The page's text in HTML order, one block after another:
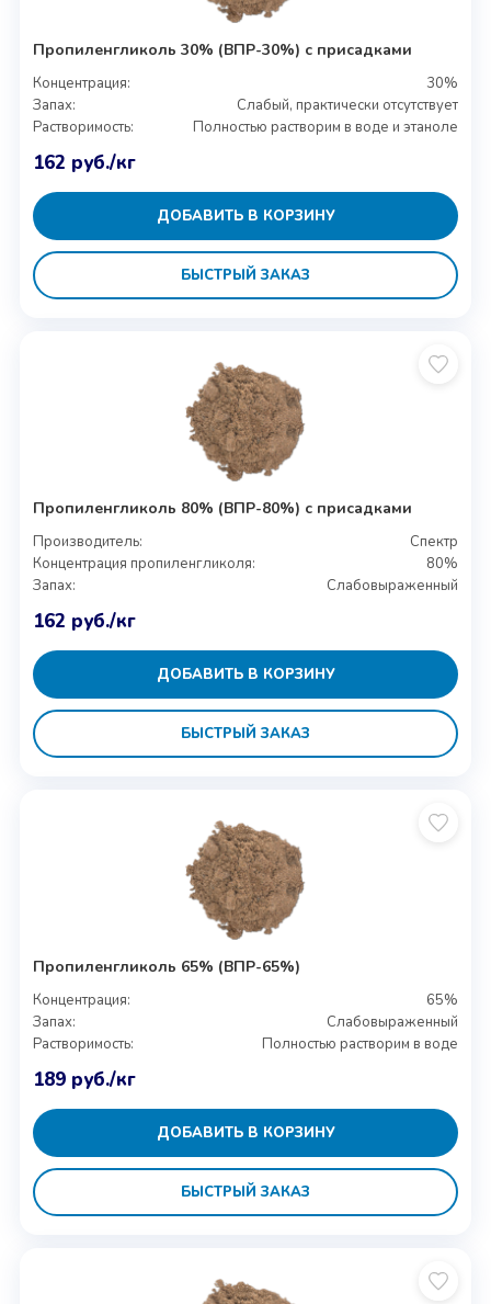
Пропиленгликоль 30% (ВПР-30%) с присадками
Концентрация:
30%
Запах:
Слабый, практически отсутствует
Растворимость:
Полностью растворим в воде и этаноле
162 руб./кг
ДОБАВИТЬ В КОРЗИНУ
БЫСТРЫЙ ЗАКАЗ
Пропиленгликоль 80% (ВПР-80%) с присадками
Производитель:
Спектр
Концентрация пропиленгликоля:
80%
Запах:
Слабовыраженный
162 руб./кг
ДОБАВИТЬ В КОРЗИНУ
БЫСТРЫЙ ЗАКАЗ
Пропиленгликоль 65% (ВПР-65%)
Концентрация:
65%
Запах:
Слабовыраженный
Растворимость:
Полностью растворим в воде
189 руб./кг
ДОБАВИТЬ В КОРЗИНУ
БЫСТРЫЙ ЗАКАЗ